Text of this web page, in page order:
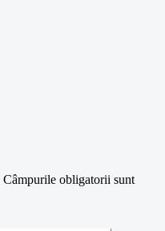
Câmpurile obligatorii sunt